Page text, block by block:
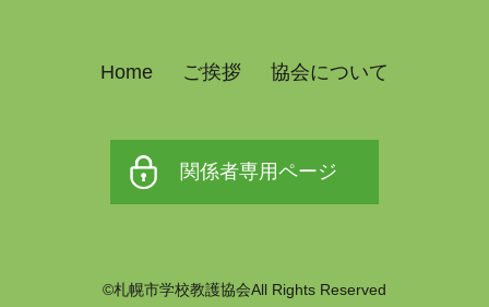
Home ご挨拶 協会について
関係者専用ページ
©札幌市学校教護協会All Rights Reserved